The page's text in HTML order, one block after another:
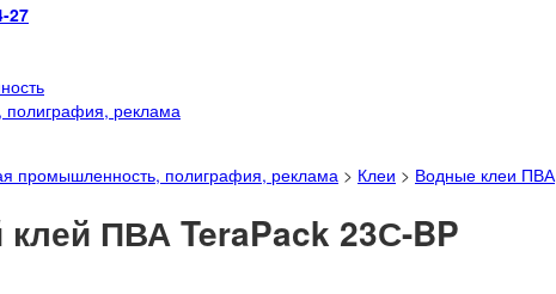
27
реклама
промышленность, полиграфия, реклама > Клеи > Водные клеи ПВА
ПВА TeraPack 23С-BP